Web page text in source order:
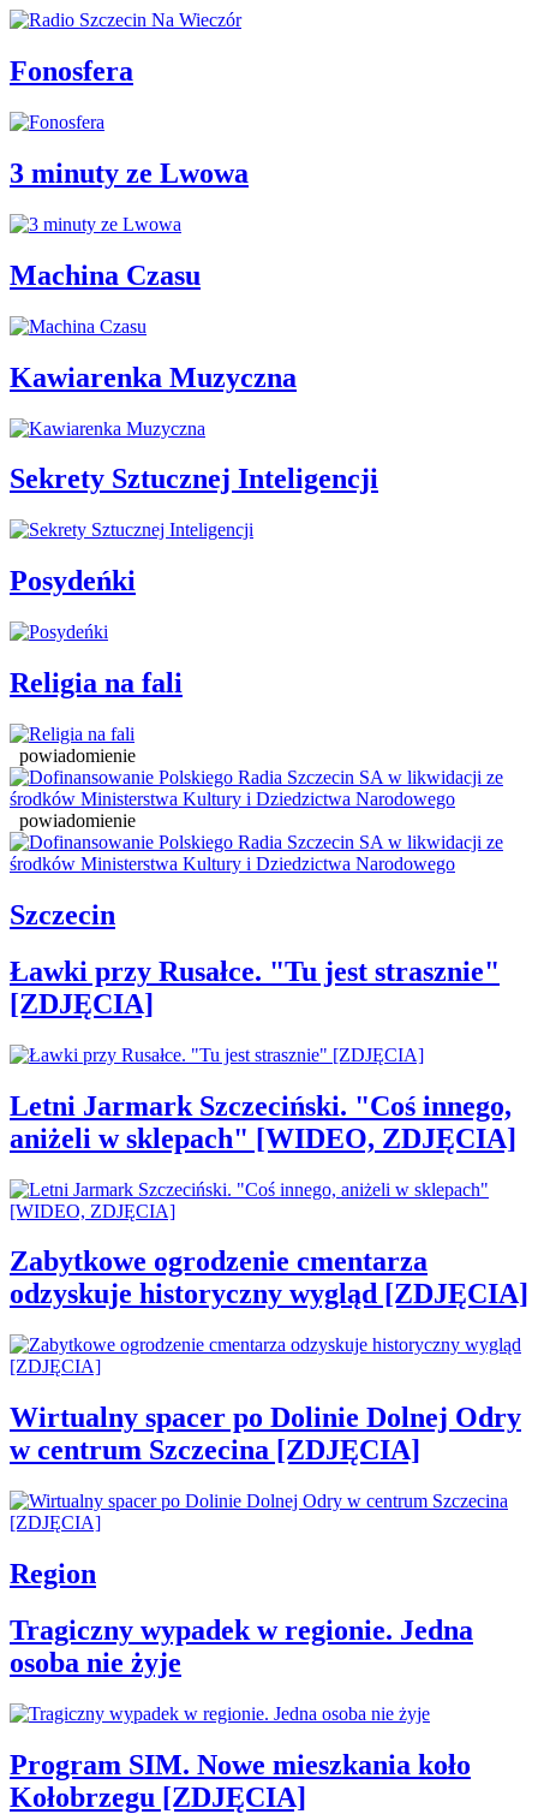
Fonosfera
3 minuty ze Lwowa
Machina Czasu
Kawiarenka Muzyczna
Sekrety Sztucznej Inteligencji
Posydeńki
Religia na fali
powiadomienie
powiadomienie
Szczecin
Ławki przy Rusałce. "Tu jest strasznie"
[ZDJĘCIA]
Letni Jarmark Szczeciński. "Coś innego,
aniżeli w sklepach" [WIDEO, ZDJĘCIA]
Zabytkowe ogrodzenie cmentarza
odzyskuje historyczny wygląd [ZDJĘCIA]
Wirtualny spacer po Dolinie Dolnej Odry
w centrum Szczecina [ZDJĘCIA]
Region
Tragiczny wypadek w regionie. Jedna
osoba nie żyje
Program SIM. Nowe mieszkania koło
Kołobrzegu [ZDJĘCIA]